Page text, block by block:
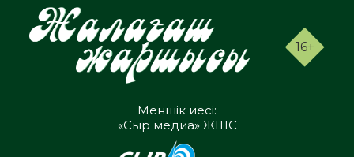
16+
Меншік иесі:
«Сыр медиа» ЖШС